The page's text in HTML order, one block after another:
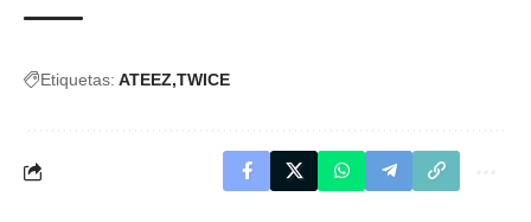
Etiquetas: ATEEZ TWICE